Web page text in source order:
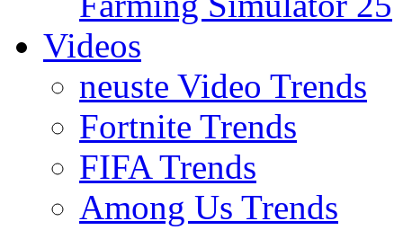
Videos
neuste Video Trends
Fortnite Trends
FIFA Trends
Among Us Trends